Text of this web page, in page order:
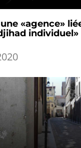
«agence»